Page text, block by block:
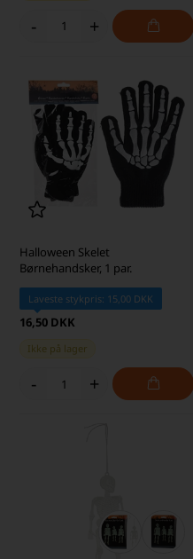
- +
Halloween Skelet
Børnehandsker, 1 par.
Laveste stykpris: 15,00 DKK
16,50 DKK
Ikke på lager
- +